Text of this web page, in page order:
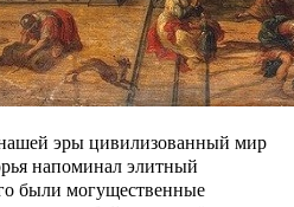
эры цивилизованный мир
напоминал элитный
были могущественные